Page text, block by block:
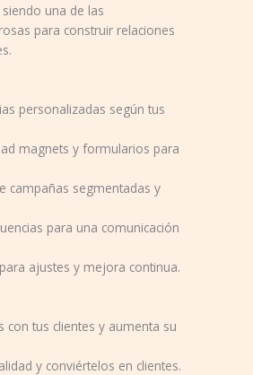
una de las
para construir relaciones
personalizadas según tus
magnets y formularios para
campañas segmentadas y
para una comunicación
ajustes y mejora continua.
con tus clientes y aumenta su
y conviértelos en clientes.